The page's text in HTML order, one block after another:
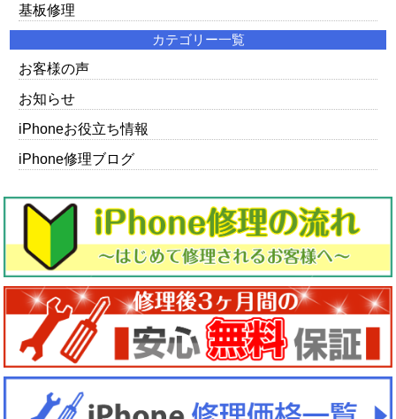
基板修理
カテゴリー一覧
お客様の声
お知らせ
iPhoneお役立ち情報
iPhone修理ブログ